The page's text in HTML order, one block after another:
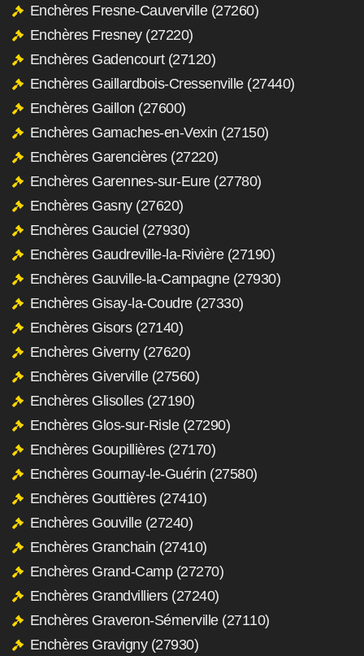
Enchères Fresne-Cauverville (27260)
Enchères Fresney (27220)
Enchères Gadencourt (27120)
Enchères Gaillardbois-Cressenville (27440)
Enchères Gaillon (27600)
Enchères Gamaches-en-Vexin (27150)
Enchères Garencières (27220)
Enchères Garennes-sur-Eure (27780)
Enchères Gasny (27620)
Enchères Gauciel (27930)
Enchères Gaudreville-la-Rivière (27190)
Enchères Gauville-la-Campagne (27930)
Enchères Gisay-la-Coudre (27330)
Enchères Gisors (27140)
Enchères Giverny (27620)
Enchères Giverville (27560)
Enchères Glisolles (27190)
Enchères Glos-sur-Risle (27290)
Enchères Goupillières (27170)
Enchères Gournay-le-Guérin (27580)
Enchères Gouttières (27410)
Enchères Gouville (27240)
Enchères Granchain (27410)
Enchères Grand-Camp (27270)
Enchères Grandvilliers (27240)
Enchères Graveron-Sémerville (27110)
Enchères Gravigny (27930)